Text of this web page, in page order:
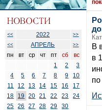
<< 2022
>>
<<
АПРЕЛЬ >>
пн вт ср чт пт сб
вс
1
2
3
4
5 6 7 8 9
10
11
12 13 14 15 16
17
18
19 20 21 22 23
24
25
26 27 28 29 30
В
в